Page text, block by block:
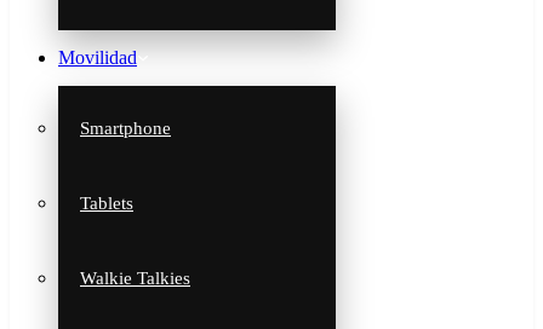
Movilidad
Smartphone
Tablets
Walkie Talkies